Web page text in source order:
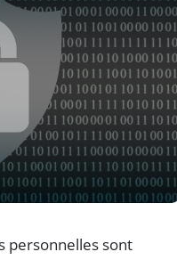
personnelles sont